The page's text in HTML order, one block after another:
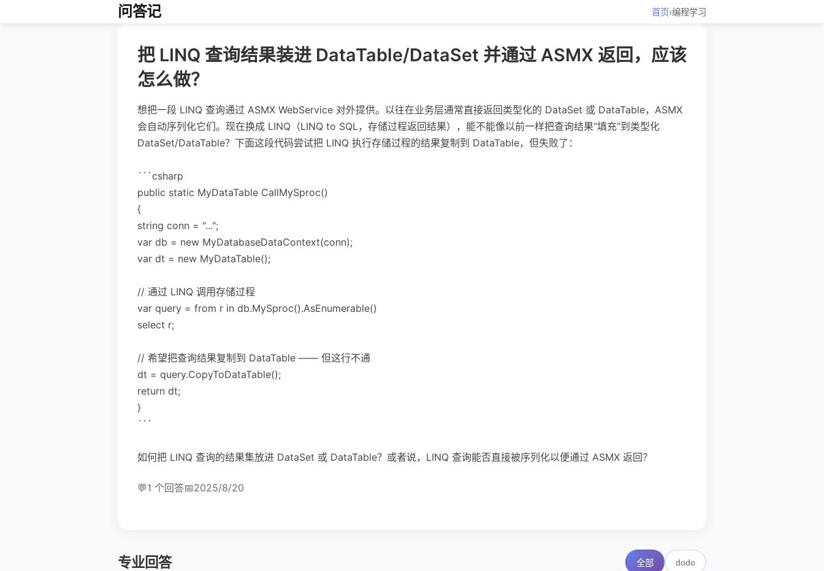
问答记 首页›编程学习
把 LINQ 查询结果装进 DataTable/DataSet 并通过 ASMX 返回，应该
怎么做？
想把一段 LINQ 查询通过 ASMX WebService 对外提供。以往在业务层通常直接返回类型化的 DataSet 或 DataTable，ASMX
会自动序列化它们。现在换成 LINQ（LINQ to SQL，存储过程返回结果），能不能像以前一样把查询结果“填充”到类型化
DataSet/DataTable？下面这段代码尝试把 LINQ 执行存储过程的结果复制到 DataTable，但失败了：
```csharp
public static MyDataTable CallMySproc()
{
string conn = "...";
var db = new MyDatabaseDataContext(conn);
var dt = new MyDataTable();
// 通过 LINQ 调用存储过程
var query = from r in db.MySproc().AsEnumerable()
select r;
// 希望把查询结果复制到 DataTable —— 但这行不通
dt = query.CopyToDataTable();
return dt;
}
```
如何把 LINQ 查询的结果集放进 DataSet 或 DataTable？或者说，LINQ 查询能否直接被序列化以便通过 ASMX 返回？
💬1 个回答📅2025/8/20
专业回答 全部 dodo